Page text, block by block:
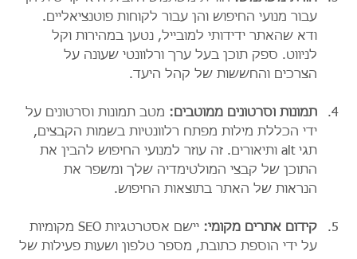
עבור מנועי החיפוש והן עבור לקוחות פוטנציאליים.
ודא שהאתר ידידותי למובייל, נטען במהירות וקל
לניווט. ספק תוכן בעל ערך ורלוונטי שעונה על
הצרכים והחששות של קהל היעד.
תמונות וסרטונים ממוטבים: מטב תמונות וסרטונים על
ידי הכללת מילות מפתח רלוונטיות בשמות הקבצים,
תגי alt ותיאורים. זה עוזר למנועי החיפוש להבין את
התוכן של קבצי המולטימדיה שלך ומשפר את
הנראות של האתר בתוצאות החיפוש.
קידום אתרים מקומי:
יישם אסטרטגיות SEO מקומיות
על ידי הוספת כתובת, מספר טלפון ושעות פעילות של